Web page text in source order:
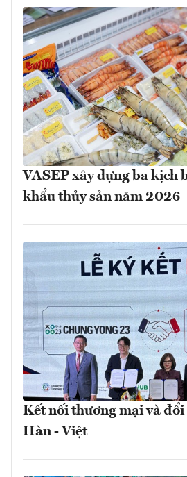
VASEP xây dựng ba kịch
khẩu thủy sản năm 2026
Kết nối thương mại và đổi
Hàn - Việt